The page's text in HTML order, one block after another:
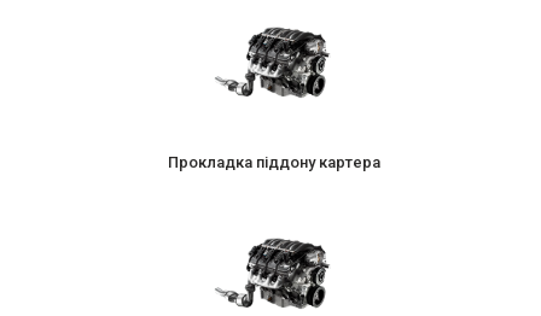
Прокладка піддону картера